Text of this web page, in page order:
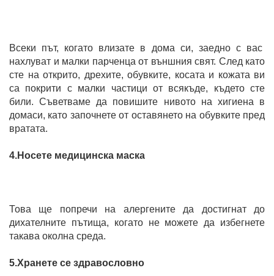
Всеки път, когато влизате в дома си, заедно с вас
нахлуват и малки парченца от външния свят. След като
сте на открито, дрехите, обувките, косата и кожата ви
са покрити с малки частици от всякъде, където сте
били. Съветваме да повишите нивото на хигиена в
домаси, като започнете от оставянето на обувките пред
вратата.
4.Носете медицинска маска
Това ще попречи на алергените да достигнат до
дихателните пътища, когато не можете да избегнете
такава околна среда.
5.Хранете се здравословно